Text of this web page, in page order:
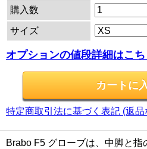
購入数
サイズ
オプションの値段詳細はこち
特定商取引法に基づく表記 (返品
Brabo F5 グローブは、中脚と